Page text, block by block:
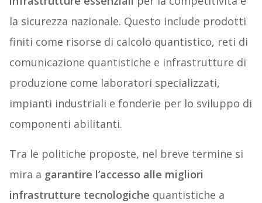
la sicurezza nazionale. Questo include prodotti
finiti come risorse di calcolo quantistico, reti di
comunicazione quantistiche e infrastrutture di
produzione come laboratori specializzati,
impianti industriali e fonderie per lo sviluppo di
componenti abilitanti.
Tra le politiche proposte, nel breve termine si
mira a garantire l’accesso alle migliori
infrastrutture tecnologiche quantistiche a